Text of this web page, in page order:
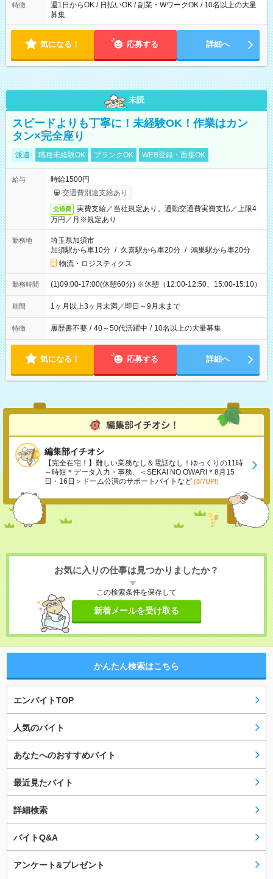
特徴
週1日からOK / 日払いOK / 副業・WワークOK / 10名以上の大量
募集
気になる！ 応募する 詳細へ
未読
スピードよりも丁寧に！未経験OK！作業はカン
タン×完全座り
派遣 職種未経験OK ブランクOK WEB登録・面接OK
給与
時給1500円
交通費別途支給あり
交通費
実費支給／当社規定あり。通勤交通費実費支払／上限4
万円／月※規定あり
勤務地
埼玉県加須市
加須駅から車10分 / 久喜駅から車20分 / 鴻巣駅から車20分
物流・ロジスティクス
勤務時間 (1)09:00-17:00(休憩60分) ※休憩（12:00-12:50、15:00-15:10）
期間 1ヶ月以上3ヶ月未満／即日～9月末まで
特徴 履歴書不要 / 40～50代活躍中 / 10名以上の大量募集
気になる！ 応募する 詳細へ
編集部イチオシ
【完全在宅！】難しい業務なし＆電話なし！ゆっくりの11時
～時短＊データ入力・事務、＜SEKAI NO OWARI＊8月15
日・16日＞ドーム公演のサポートバイトなど (8/7UP!)
お気に入りの仕事は見つかりましたか？
この検索条件を保存して
新着メールを受け取る
かんたん検索はこちら
エンバイトTOP
人気のバイト
あなたへのおすすめバイト
最近見たバイト
詳細検索
バイトQ&A
アンケート&プレゼント